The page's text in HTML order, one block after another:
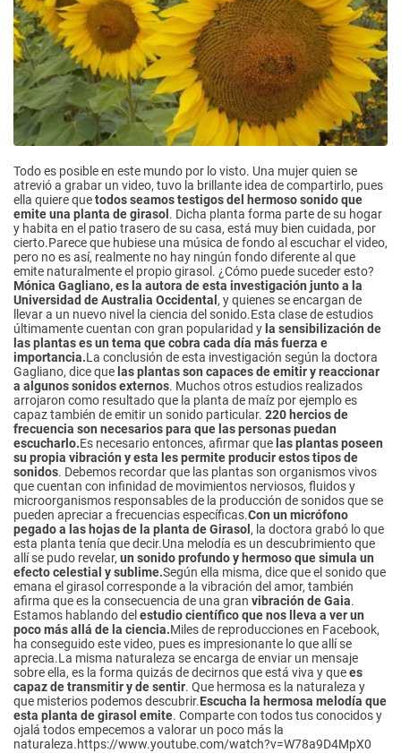
Todo es posible en este mundo por lo visto. Una mujer quien se
atrevió a grabar un video, tuvo la brillante idea de compartirlo, pues
ella quiere quetodos seamos testigos del hermoso sonido que
emite una planta de girasol . Dicha planta forma parte de su hogar
y habita en el patio trasero de su casa, está muy bien cuidada, por
cierto.Parece que hubiese una música de fondo al escuchar el video,
pero no es así, realmente no hay ningún fondo diferente al que
emite naturalmente el propio girasol. ¿Cómo puede suceder esto?
Mónica Gagliano, es la autora de esta investigación junto a la
Universidad de Australia Occidental , y quienes se encargan de
llevar a un nuevo nivel la ciencia del sonido.Esta clase de estudios
últimamente cuentan con gran popularidad y la sensibilización de
las plantas es un tema que cobra cada día más fuerza e
importancia.La conclusión de esta investigación según la doctora
Gagliano, dice que las plantas son capaces de emitir y reaccionar
a algunos sonidos externos. Muchos otros estudios realizados
arrojaron como resultado que la planta de maíz por ejemplo es
capaz también de emitir un sonido particular. 220 hercios de
frecuencia son necesarios para que las personas puedan
escucharlo.Es necesario entonces, afirmar que las plantas poseen
su propia vibración y esta les permite producir estos tipos de
sonidos. Debemos recordar que las plantas son organismos vivos
que cuentan con infinidad de movimientos nerviosos, fluidos y
microorganismos responsables de la producción de sonidos que se
pueden apreciar a frecuencias específicas.Con un micrófono
pegado a las hojas de la planta de Girasol , la doctora grabó lo que
esta planta tenía que decir.Una melodía es un descubrimiento que
allí se pudo revelar, un sonido profundo y hermoso que simula un
efecto celestial y sublime.Según ella misma, dice que el sonido que
emana el girasol corresponde a la vibración del amor, también
afirma que es la consecuencia de una gran vibración de Gaia.
Estamos hablando del estudio científico que nos lleva a ver un
poco más allá de la ciencia.Miles de reproducciones en Facebook,
ha conseguido este video, pues es impresionante lo que allí se
aprecia.La misma naturaleza se encarga de enviar un mensaje
sobre ella, es la forma quizás de decirnos que está viva y quees
capaz de transmitir y de sentir. Que hermosa es la naturaleza y
que misterios podemos descubrir.Escucha la hermosa melodía que
esta planta de girasol emite. Comparte con todos tus conocidos y
ojalá todos empecemos a valorar un poco más la
naturaleza.https://www.youtube.com/watch?v=W78a9D4MpX0